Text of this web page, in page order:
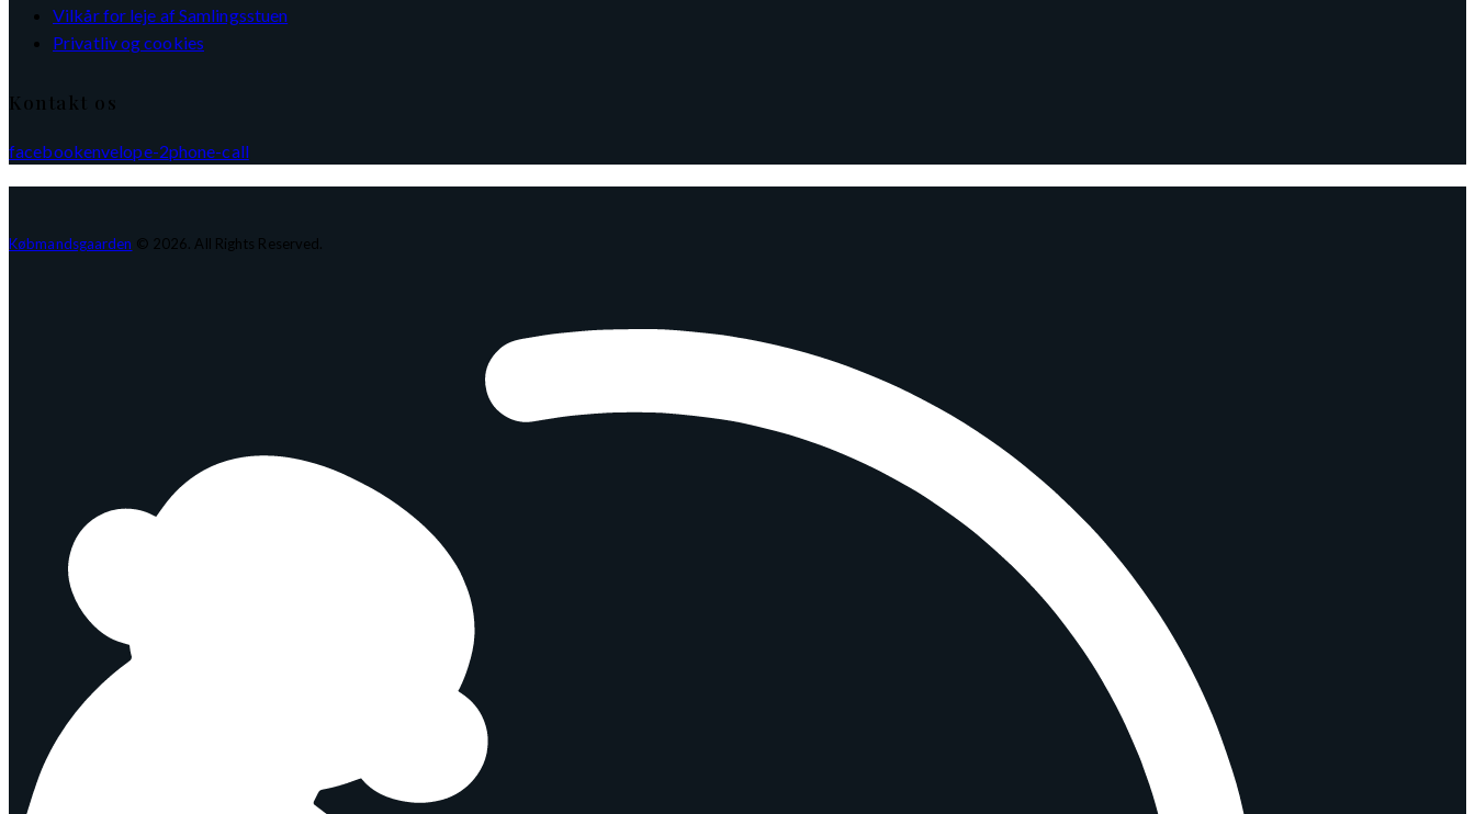
Vilkår for leje af Samlingsstuen
Privatliv og cookies
Kontakt os
facebookenvelope-2phone-call
Købmandsgaarden © 2026. All Rights Reserved.